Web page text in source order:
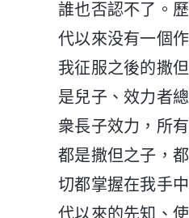
誰也否認不了。
代以來没有一個
我征服之後的撒
是兒子、效力者
衆長子效力，所
都是撒但之子，
切都掌握在我手
代以來的先知、